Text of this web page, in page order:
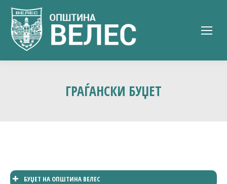
ГРАЃАНСКИ БУЏЕТ
БУЏЕТ НА ОПШТИНА ВЕЛЕС